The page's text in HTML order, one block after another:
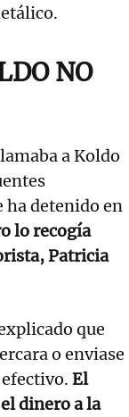
NO
a Koldo
ha detenido en
lo recogía
Patricia
que
o enviase
El
dinero a la